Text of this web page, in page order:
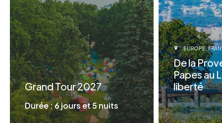
Grand Tour 2027
Durée : 6 jours et 5 nuits
EUROPE
De la
Papes au
liberté
En liberté